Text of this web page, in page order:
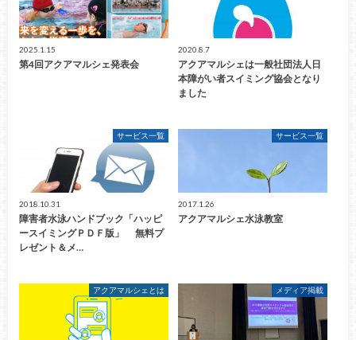
2025.1.15
第4回アクアマルシェ発表会
2020.8.7
アクアマルシェは一般社団法人日
本障がい者スイミング協会となり
ました
サービス一覧
2018.10.31
障害者水泳ハンドブック「ハッピ
ースイミングＰＤＦ版」 無料プ
レゼント＆メ…
サービス一覧
2017.1.26
アクアマルシェ水泳教室
アクアマルシェとは メディア掲載